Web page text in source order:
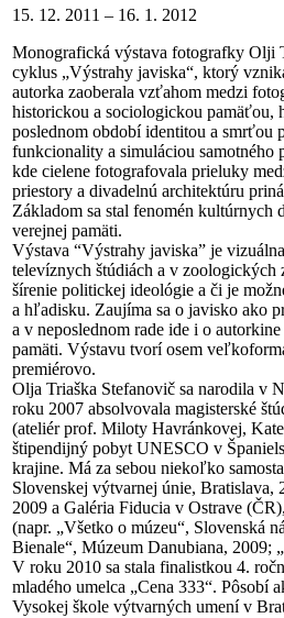
15. 12. 2011 – 16. 1. 2012
Monografická výstava fotografky Olji
cyklus „Výstrahy javiska“, ktorý
autorka zaoberala vzťahom medzi
historickou a sociologickou pamäťou,
poslednom období identitou a smrťou
funkcionality a simuláciou samotného
kde cielene fotografovala prieluky
priestory a divadelnú architektúru
Základom sa stal fenomén kultúrnych
verejnej pamäti.
Výstava “Výstrahy javiska” je
televíznych štúdiách a v zoologických
šírenie politickej ideológie a či je
a hľadisku. Zaujíma sa o javisko ako
a v neposlednom rade ide i o
pamäti. Výstavu tvorí osem
premiérovo.
Olja Triaška Stefanovič sa narodila v
roku 2007 absolvovala magisterské
(ateliér prof. Miloty Havránkovej,
štipendijný pobyt UNESCO v
krajine. Má za sebou niekoľko
Slovenskej výtvarnej únie,
2009 a Galéria Fiducia v Ostrave
(napr. „Všetko o múzeu“, Slovenská
Bienale“, Múzeum Danubiana, 2009;
V roku 2010 sa stala finalistkou 4.
mladého umelca „Cena 333“. Pôsobí
Vysokej škole výtvarných umení v